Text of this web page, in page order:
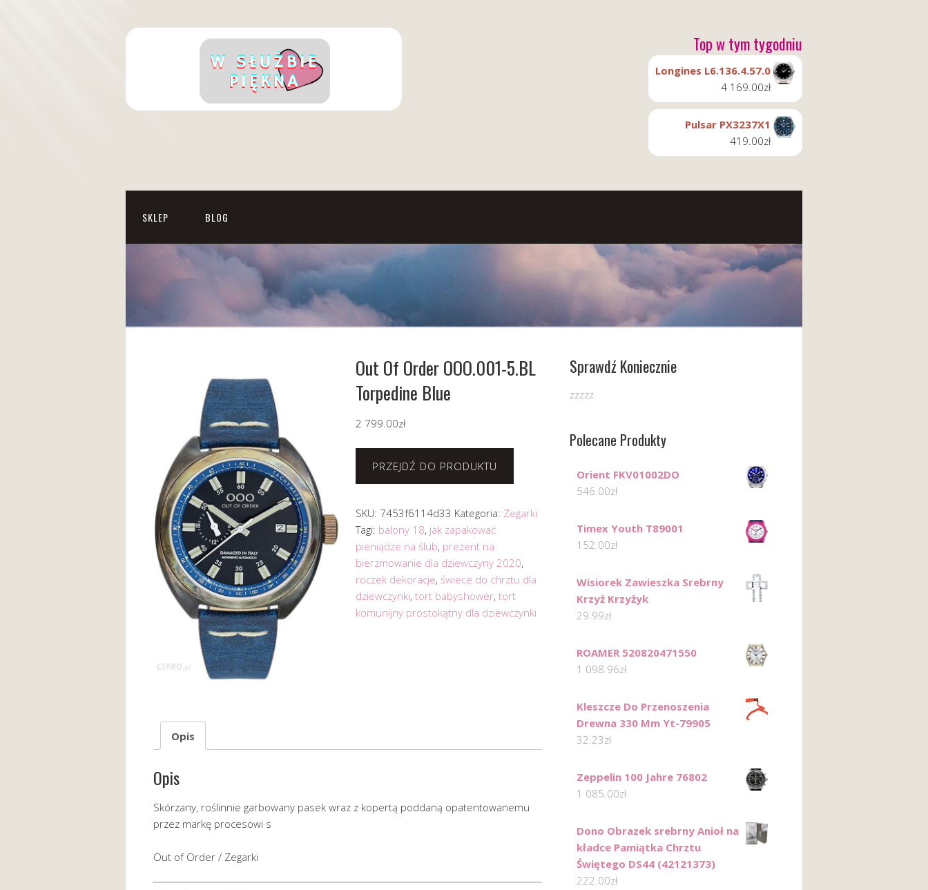
Top w tym tygodniu
Longines L6.136.4.57.0
4 169.00zł
Pulsar PX3237X1
419.00zł
SKLEP BLOG
Out Of Order OOO.001-5.BL
Torpedine Blue
2 799.00zł
PRZEJDŹ DO PRODUKTU
SKU: 7453f6114d33 Kategoria: Zegarki
Tagi: balony 18, jak zapakować
pieniądze na ślub, prezent na
bierzmowanie dla dziewczyny 2020,
roczek dekoracje, świece do chrztu dla
dziewczynki, tort babyshower, tort
komunijny prostokątny dla dziewczynki
Opis
Opis
Skórzany, roślinnie garbowany pasek wraz z kopertą poddaną opatentowanemu
przez markę procesowi s
Out of Order / Zegarki
Sprawdź Koniecznie
zzzzz
Polecane Produkty
Orient FKV01002DO
546.00zł
Timex Youth T89001
152.00zł
Wisiorek Zawieszka Srebrny
Krzyż Krzyżyk
29.99zł
ROAMER 520820471550
1 098.96zł
Kleszcze Do Przenoszenia
Drewna 330 Mm Yt-79905
32.23zł
Zeppelin 100 Jahre 76802
1 085.00zł
Dono Obrazek srebrny Anioł na
kładce Pamiątka Chrztu
Świętego DS44 (42121373)
222.00zł